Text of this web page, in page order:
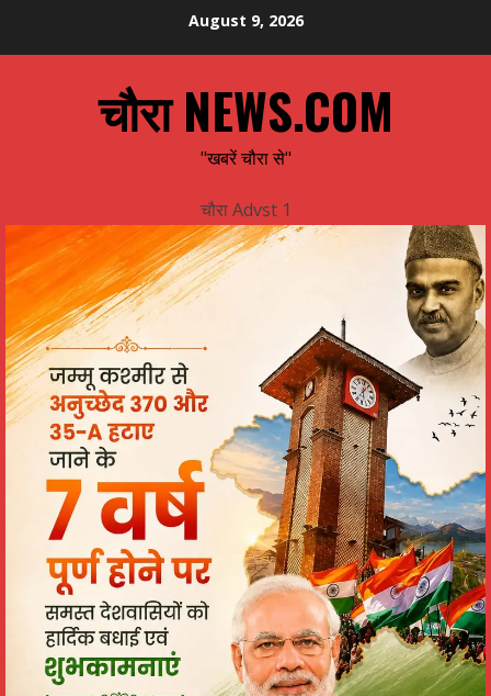
August 9, 2026
चौरा NEWS.COM
"खबरें चौरा से"
चौरा Advst 1